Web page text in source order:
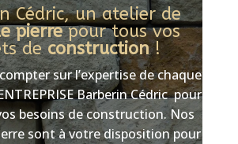
Cédric, un atelier de
pierrepour tous vos
deconstruction!
sur l’expertise de chaque
Barberin Cédric pour
besoins de construction. Nos
sont à votre disposition pour